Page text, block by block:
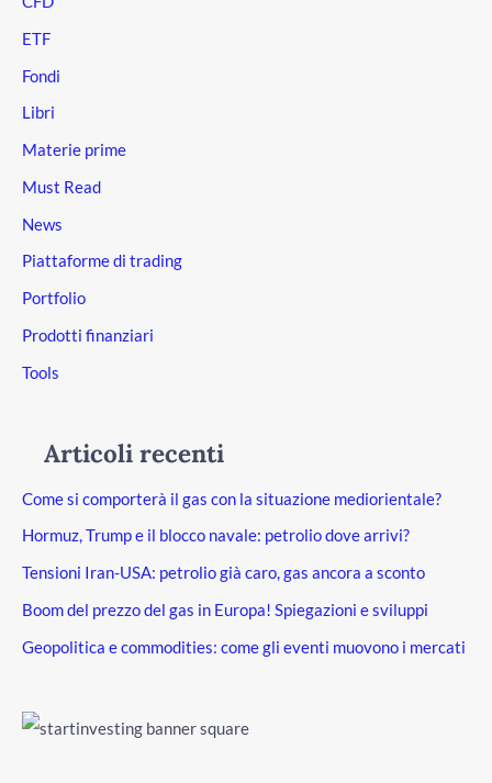
ETF
Fondi
Libri
Materie prime
Must Read
News
Piattaforme di trading
Portfolio
Prodotti finanziari
Tools
Articoli recenti
Come si comporterà il gas con la situazione mediorientale?
Hormuz, Trump e il blocco navale: petrolio dove arrivi?
Tensioni Iran-USA: petrolio già caro, gas ancora a sconto
Boom del prezzo del gas in Europa! Spiegazioni e sviluppi
Geopolitica e commodities: come gli eventi muovono i mercati